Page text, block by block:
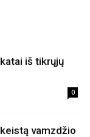
iš tikrųjų
0
vamzdžio